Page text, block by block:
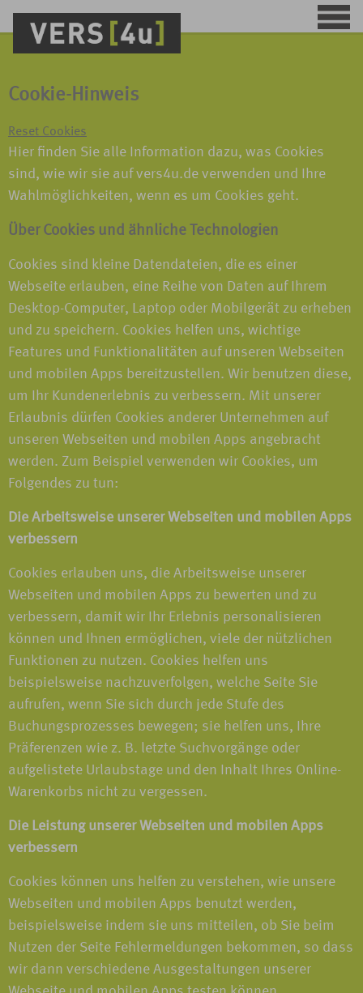
Cookie-Hinweis
Reset Cookies
Hier finden Sie alle Information dazu, was Cookies
sind, wie wir sie auf vers4u.de verwenden und Ihre
Wahlmöglichkeiten, wenn es um Cookies geht.
Über Cookies und ähnliche Technologien
Cookies sind kleine Datendateien, die es einer
Webseite erlauben, eine Reihe von Daten auf Ihrem
Desktop-Computer, Laptop oder Mobilgerät zu erheben
und zu speichern. Cookies helfen uns, wichtige
Features und Funktionalitäten auf unseren Webseiten
und mobilen Apps bereitzustellen. Wir benutzen diese,
um Ihr Kundenerlebnis zu verbessern. Mit unserer
Erlaubnis dürfen Cookies anderer Unternehmen auf
unseren Webseiten und mobilen Apps angebracht
werden. Zum Beispiel verwenden wir Cookies, um
Folgendes zu tun:
Die Arbeitsweise unserer Webseiten und mobilen Apps
verbessern
Cookies erlauben uns, die Arbeitsweise unserer
Webseiten und mobilen Apps zu bewerten und zu
verbessern, damit wir Ihr Erlebnis personalisieren
können und Ihnen ermöglichen, viele der nützlichen
Funktionen zu nutzen. Cookies helfen uns
beispielsweise nachzuverfolgen, welche Seite Sie
aufrufen, wenn Sie sich durch jede Stufe des
Buchungsprozesses bewegen; sie helfen uns, Ihre
Präferenzen wie z. B. letzte Suchvorgänge oder
aufgelistete Urlaubstage und den Inhalt Ihres Online-
Warenkorbs nicht zu vergessen.
Die Leistung unserer Webseiten und mobilen Apps
verbessern
Cookies können uns helfen zu verstehen, wie unsere
Webseiten und mobilen Apps benutzt werden,
beispielsweise indem sie uns mitteilen, ob Sie beim
Nutzen der Seite Fehlermeldungen bekommen, so dass
wir dann verschiedene Ausgestaltungen unserer